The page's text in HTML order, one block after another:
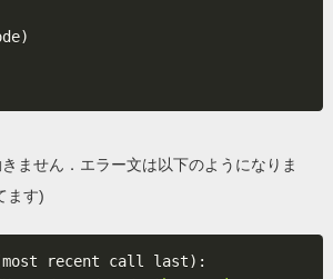
)
ません．エラー文は以下のようになりま
ます)
most recent call last) :